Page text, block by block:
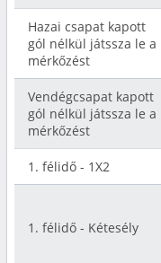
Hazai csapat kapott
gól nélkül játssza le a
mérkőzést
Vendégcsapat kapott
gól nélkül játssza le a
mérkőzést
1. félidő - 1X2
1. félidő - Kétesély